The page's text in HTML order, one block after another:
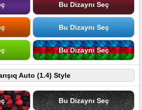
Bu Dizaynı Seç
Bu Dizaynı Seç
Bu Dizaynı Seç
Auto (1.4) Style
Bu Dizaynı Seç